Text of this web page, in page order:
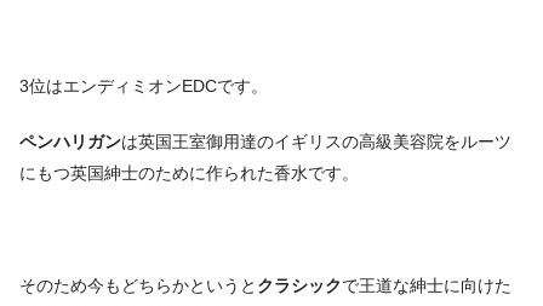
3位はエンディミオンEDCです。
ペンハリガンは英国王室御用達のイギリスの高級美容院をルーツ
にもつ英国紳士のために作られた香水です。
そのため今もどちらかというと クラシック で王道な紳士に向けた